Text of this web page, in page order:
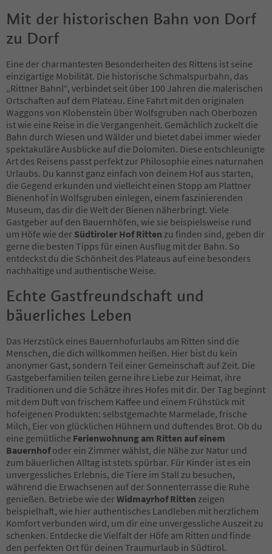
Mit der historischen Bahn von Dorf
zu Dorf
Eine der charmantesten Besonderheiten des Rittens ist seine
einzigartige Mobilität. Die historische Schmalspurbahn, das
„Rittner Bahnl“, verbindet seit über 100 Jahren die malerischen
Ortschaften auf dem Plateau. Eine Fahrt mit den originalen
Waggons von Klobenstein über Wolfsgruben nach Oberbozen
ist wie eine Reise in die Vergangenheit. Gemächlich zuckelt die
Bahn durch Wiesen und Wälder und bietet dabei immer wieder
spektakuläre Ausblicke auf die Dolomiten. Diese entschleunigte
Art des Reisens passt perfekt zur Philosophie eines naturnahen
Urlaubs. Du kannst ganz einfach von deinem Hof aus starten,
die Gegend erkunden und vielleicht einen Stopp am Plattner
Bienenhof in Wolfsgruben einlegen, einem faszinierenden
Museum, das dir die Welt der Bienen näherbringt. Viele
Gastgeber auf den Bauernhöfen, wie sie beispielsweise rund
um Höfe wie der Südtiroler Hof Ritten zu finden sind, geben dir
gerne die besten Tipps für einen Ausflug mit der Bahn. So
entdeckst du die Schönheit des Plateaus auf eine besonders
nachhaltige und authentische Weise.
Echte Gastfreundschaft und
bäuerliches Leben
Das Herzstück eines Bauernhofurlaubs am Ritten sind die
Menschen, die dich willkommen heißen. Hier bist du kein
anonymer Gast, sondern Teil einer Gemeinschaft auf Zeit. Die
Gastgeberfamilien teilen gerne ihre Liebe zur Heimat, ihre
Traditionen und die Schätze ihres Hofes mit dir. Der Tag beginnt
mit dem Duft von frischem Kaffee und einem Frühstück mit
hofeigenen Produkten: selbstgemachte Marmelade, frische
Milch, Eier von glücklichen Hühnern und duftendes Brot. Ob du
eine gemütliche Ferienwohnung am Ritten auf einem
Bauernhofoder ein Zimmer wählst, die Nähe zur Natur und
zum bäuerlichen Alltag ist stets spürbar. Für Kinder ist es ein
unvergessliches Erlebnis, die Tiere im Stall zu besuchen,
während die Erwachsenen auf der Sonnenterrasse die Ruhe
genießen. Betriebe wie derWidmayrhof Ritten zeigen
beispielhaft, wie hier authentisches Landleben mit herzlichem
Komfort verbunden wird, um dir eine unvergessliche Auszeit zu
schenken. Entdecke die Vielfalt der Höfe am Ritten und finde
den perfekten Ort für deinen Traumurlaub in Südtirol.